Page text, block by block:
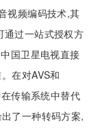
视频编码技术,其
通过一站式授权方
国卫星电视直接
在对AVS和
传输系统中替代
了一种转码方案,